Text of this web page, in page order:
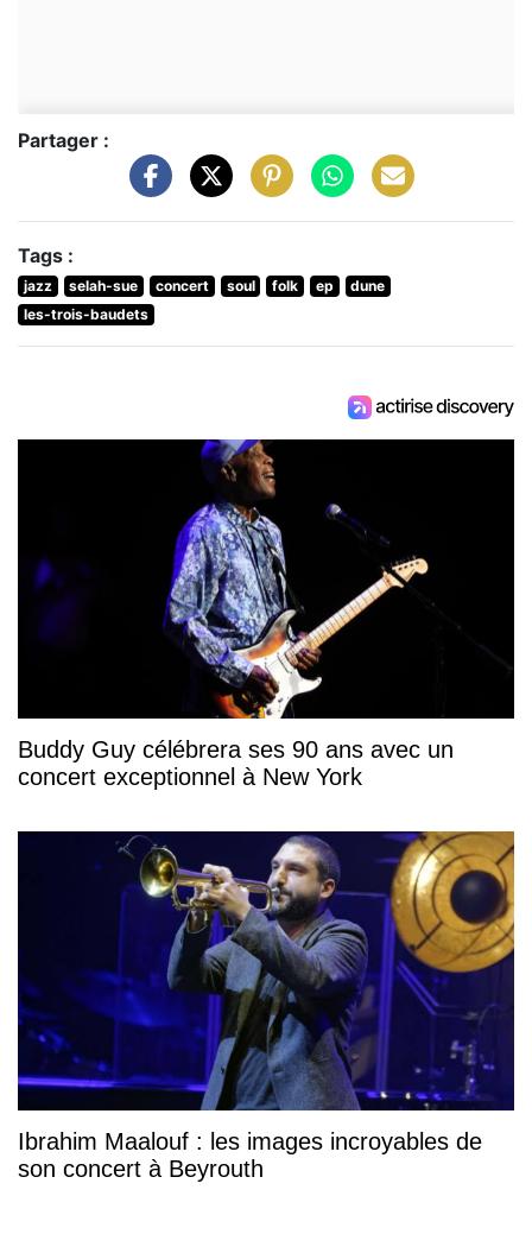
Partager :
Tags :
jazz selah-sue concert soul folk ep
dune
les-trois-baudets
Buddy Guy célébrera ses 90 ans avec un
concert exceptionnel à New York
Ibrahim Maalouf : les images incroyables de
son concert à Beyrouth